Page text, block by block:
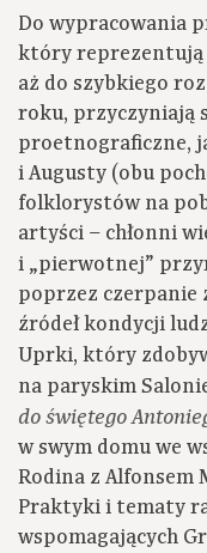
Do wypracowania
który reprezentują
aż do szybkiego
roku, przyczyniają
proetnograficzne,
i Augusty (obu
folklorystów na
artyści – chłonni
i „pierwotnej”
poprzez czerpanie
źródeł kondycji
Uprki, który
na paryskim
do świętego
w swym domu we
Rodina z Alfonsem
Praktyki i tematy
wspomagających